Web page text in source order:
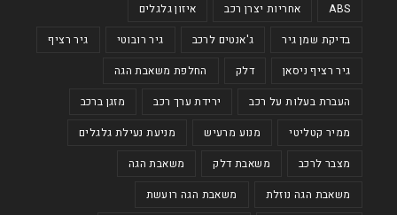
ABS אחריות יצרן רכב
איזון גלגלים
בדיקת שמן גיר
ג'אנטים לרכב גיר רובוטי
גיר רציף
גיר רציף ניסאן
דלק
החלפת משאבת הגה
העברת בעלות על רכב
ירידת ערך רכב
מזגן ברכב
ממיר קטליטי
מנוע מרעיש
מניעת נעילת גלגלים
מצבר לרכב
משאבת דלק
משאבת הגה
משאבת הגה נוזלת
משאבת הגה רועשת